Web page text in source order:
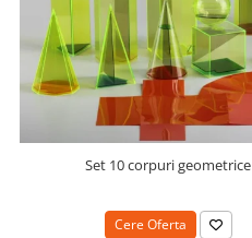
Set 10 corpuri geometrice
Cere Oferta